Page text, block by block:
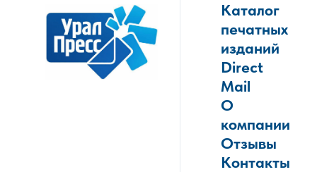
Каталог
печатных
изданий
Direct
Mail
О
компании
Отзывы
Контакты